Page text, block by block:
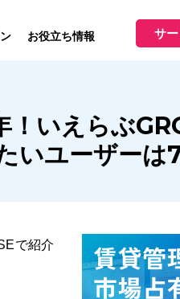
業務向け機能
制作の流れ
ホ
お役立ち情報
お役立ちブログ
サ
！いえらぶ
いユーザーは
で紹介